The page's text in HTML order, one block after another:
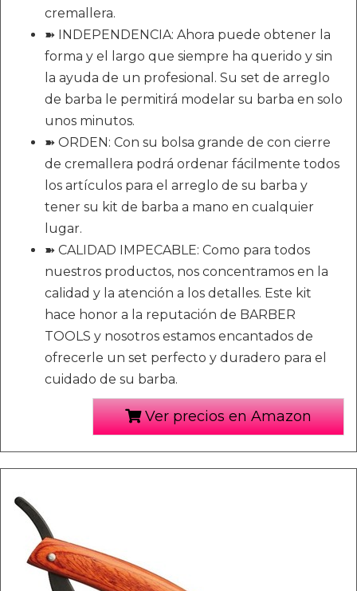
cremallera.
➽ INDEPENDENCIA: Ahora puede obtener la
forma y el largo que siempre ha querido y sin
la ayuda de un profesional. Su set de arreglo
de barba le permitirá modelar su barba en solo
unos minutos.
➽ ORDEN: Con su bolsa grande de con cierre
de cremallera podrá ordenar fácilmente todos
los artículos para el arreglo de su barba y
tener su kit de barba a mano en cualquier
lugar.
➽ CALIDAD IMPECABLE: Como para todos
nuestros productos, nos concentramos en la
calidad y la atención a los detalles. Este kit
hace honor a la reputación de BARBER
TOOLS y nosotros estamos encantados de
ofrecerle un set perfecto y duradero para el
cuidado de su barba.
Ver precios en Amazon